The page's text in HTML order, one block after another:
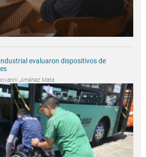
evaluaron dispositivos de
Jiménez Mata